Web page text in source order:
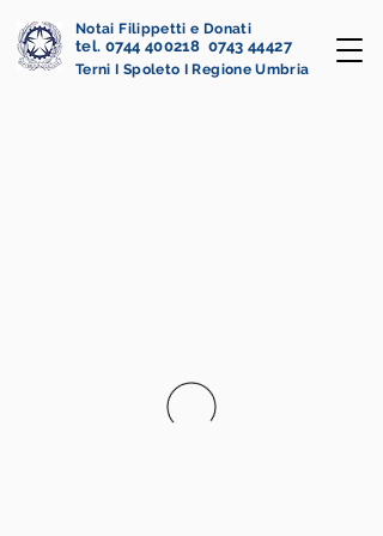
Notai Filippetti e Donati
tel. 0744 400218 0743 44427
Terni I Spoleto I Regione Umbria